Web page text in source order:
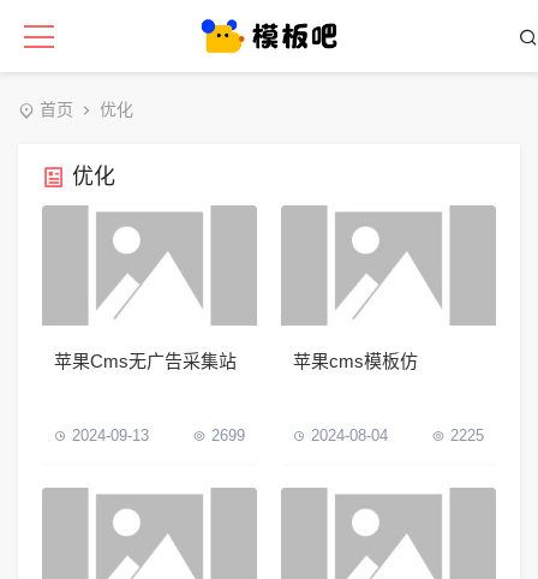
首页 优化
优化
苹果Cms无广告采集站
2024-09-13 2699
苹果cms模板仿
2024-08-04 2225